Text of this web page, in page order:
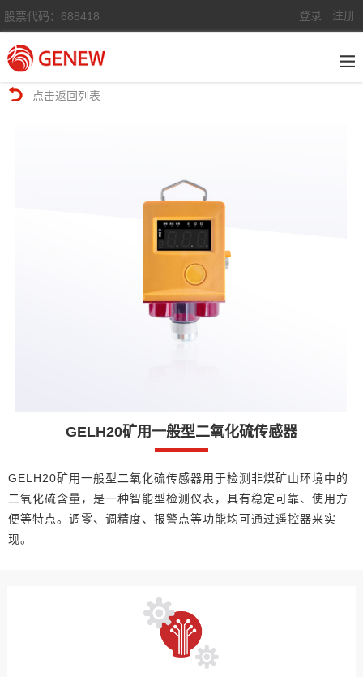
股票代码：688418 登录 注册
点击返回列表
GELH20矿用一般型二氧化硫传感器
GELH20矿用一般型二氧化硫传感器用于检测非煤矿山环境中的
二氧化硫含量，是一种智能型检测仪表，具有稳定可靠、使用方
便等特点。调零、调精度、报警点等功能均可通过遥控器来实
现。